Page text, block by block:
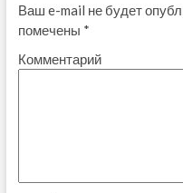
Ваш e-mail не будет
помечены *
Комментарий